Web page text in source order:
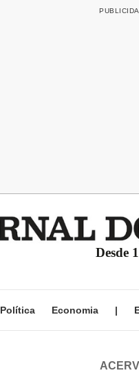
Desde
Política Economia |